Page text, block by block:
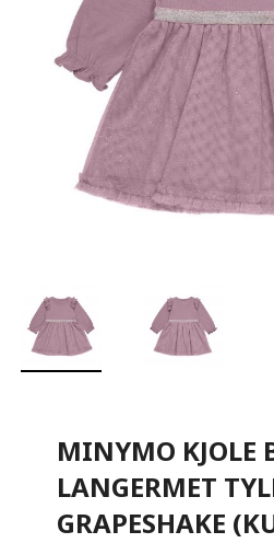
MINYMO KJOLE
LANGERMET
GRAPESHAKE